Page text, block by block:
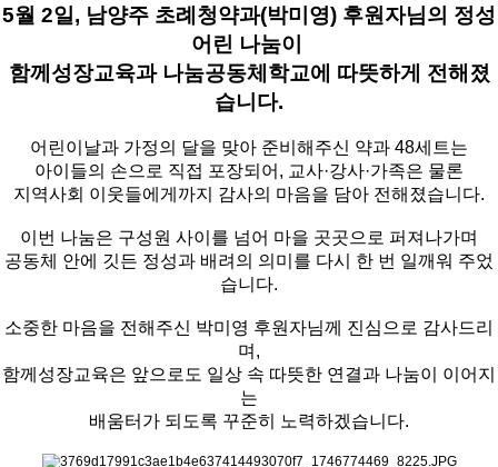
5월 2일, 남양주 초례청약과(박미영) 후원자님의 정성
어린 나눔이
함께성장교육과 나눔공동체학교에 따뜻하게 전해졌
습니다.
어린이날과 가정의 달을 맞아 준비해주신 약과 48세트는
아이들의 손으로 직접 포장되어, 교사·강사·가족은 물론
지역사회 이웃들에게까지 감사의 마음을 담아 전해졌습니다.
이번 나눔은 구성원 사이를 넘어 마을 곳곳으로 퍼져나가며
공동체 안에 깃든 정성과 배려의 의미를 다시 한 번 일깨워 주었
습니다.
소중한 마음을 전해주신 박미영 후원자님께 진심으로 감사드리
며,
함께성장교육은 앞으로도 일상 속 따뜻한 연결과 나눔이 이어지
는
배움터가 되도록 꾸준히 노력하겠습니다.